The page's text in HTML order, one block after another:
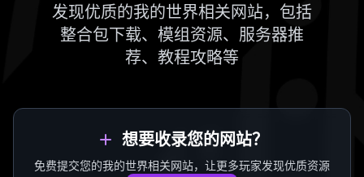
发现优质的我的世界相关网站，包括
整合包下载、模组资源、服务器推
荐、教程攻略等
想要收录您的网站？
免费提交您的我的世界相关网站，让更多玩家发现优质资源